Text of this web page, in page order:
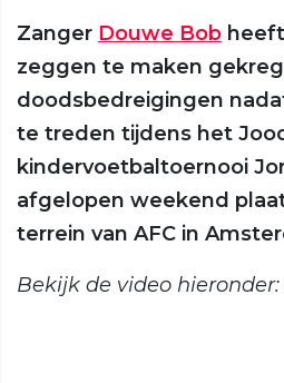
Zanger Douwe Bob
zeggen te maken
doodsbedreigingen
te treden tijdens het
kindervoetbaltoernooi
afgelopen weekend
terrein van AFC in
Bekijk de video hieronder: